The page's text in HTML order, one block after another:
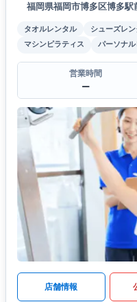
福岡県福岡市博多区博多
タオルレンタル シューズレ
マシンピラティス
パーソナ
営業時間
ー
店舗情報